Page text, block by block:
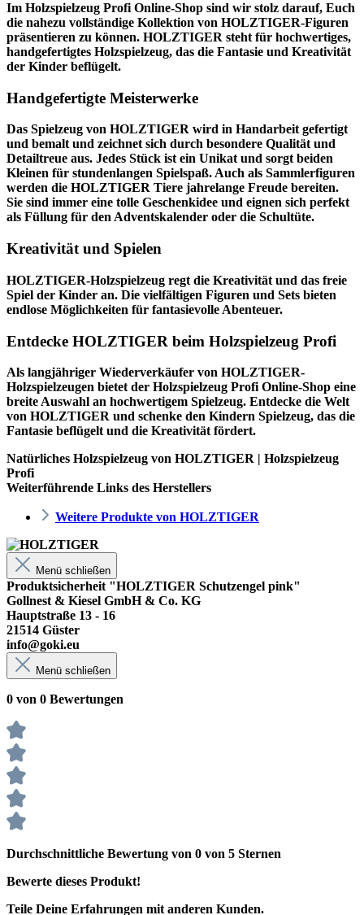
Im Holzspielzeug Profi Online-Shop sind wir stolz darauf, Euch
die nahezu vollständige Kollektion von HOLZTIGER-Figuren
präsentieren zu können. HOLZTIGER steht für hochwertiges,
handgefertigtes Holzspielzeug, das die Fantasie und Kreativität
der Kinder beflügelt.
Handgefertigte Meisterwerke
Das Spielzeug von HOLZTIGER wird in Handarbeit gefertigt
und bemalt und zeichnet sich durch besondere Qualität und
Detailtreue aus. Jedes Stück ist ein Unikat und sorgt beiden
Kleinen für stundenlangen Spielspaß. Auch als Sammlerfiguren
werden die HOLZTIGER Tiere jahrelange Freude bereiten.
Sie sind immer eine tolle Geschenkidee und eignen sich perfekt
als Füllung für den Adventskalender oder die Schultüte.
Kreativität und Spielen
HOLZTIGER-Holzspielzeug regt die Kreativität und das freie
Spiel der Kinder an. Die vielfältigen Figuren und Sets bieten
endlose Möglichkeiten für fantasievolle Abenteuer.
Entdecke HOLZTIGER beim Holzspielzeug Profi
Als langjähriger Wiederverkäufer von HOLZTIGER-
Holzspielzeugen bietet der Holzspielzeug Profi Online-Shop eine
breite Auswahl an hochwertigem Spielzeug. Entdecke die Welt
von HOLZTIGER und schenke den Kindern Spielzeug, das die
Fantasie beflügelt und die Kreativität fördert.
Natürliches Holzspielzeug von HOLZTIGER | Holzspielzeug
Profi
Weiterführende Links des Herstellers
Weitere Produkte von HOLZTIGER
Menü schließen
Produktsicherheit "HOLZTIGER Schutzengel pink"
Gollnest & Kiesel GmbH & Co. KG
Hauptstraße 13 - 16
21514 Güster
info@goki.eu
Menü schließen
0 von 0 Bewertungen
Durchschnittliche Bewertung von 0 von 5 Sternen
Bewerte dieses Produkt!
Teile Deine Erfahrungen mit anderen Kunden.